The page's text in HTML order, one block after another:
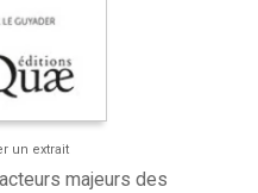
un extrait
majeurs des